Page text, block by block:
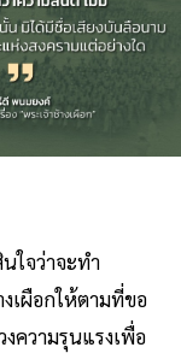
ใจว่าจะทำ
เผือกให้ตามที่ขอ
ความรุนแรงเพื่อ